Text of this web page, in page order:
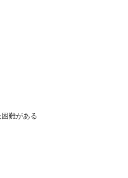
難がある